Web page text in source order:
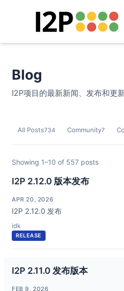
Blog
I2P项目的最新新闻、发布和更
All Posts734 Community7
Showing 1–10 of 557 posts
I2P 2.12.0 版本发布
APR 20, 2026
I2P 2.12.0 发布
idk
RELEASE
I2P 2.11.0 发布版本
FEB 9, 2026